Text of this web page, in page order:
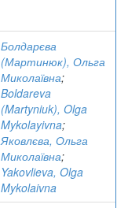
Болдарєва
(Мартинюк), Ольга
Миколаївна;
Boldareva
(Martyniuk), Olga
Mykolayivna;
Яковлєва, Ольга
Миколаївна;
Yakovlieva, Olga
Mykolaivna